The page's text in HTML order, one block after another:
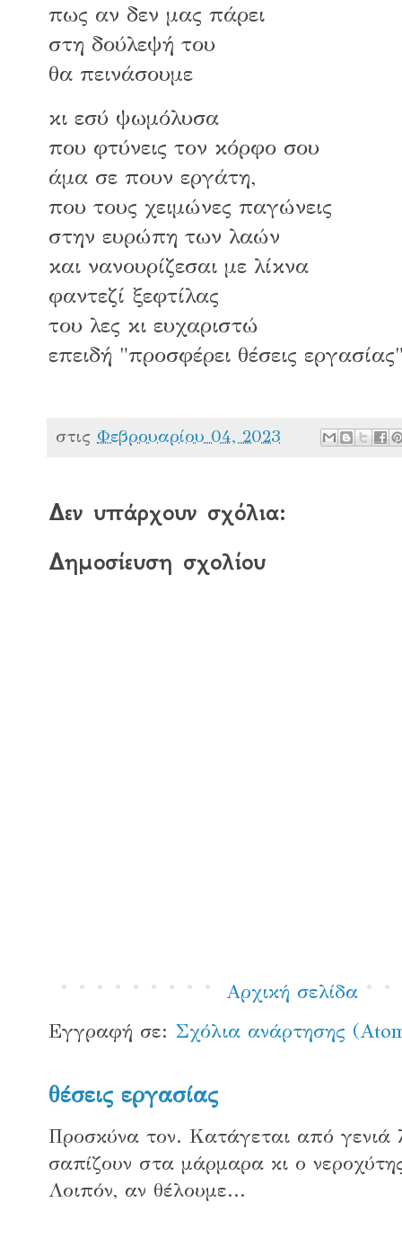
πως αν δεν μας πάρει
στη δούλεψή του
θα πεινάσουμε
κι εσύ ψωμόλυσα
που φτύνεις τον κόρφο σου
άμα σε πουν εργάτη,
που τους χειμώνες παγώνεις
στην ευρώπη των λαών
και νανουρίζεσαι με λίκνα
φαντεζί ξεφτίλας
του λες κι ευχαριστώ
επειδή "προσφέρει θέσεις
στις Φεβρουαρίου 04, 2023
Δεν υπάρχουν σχόλια:
Δημοσίευση σχολίου
Αρχική σελίδα
Εγγραφή σε: Σχόλια ανάρτησης
θέσεις εργασίας
Προσκύνα τον. Κατάγεται από γενιά
σαπίζουν στα μάρμαρα κι ο
Λοιπόν, αν θέλουμε...